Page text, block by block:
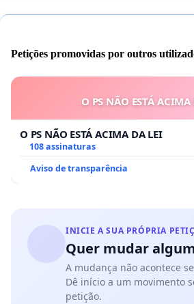
Petições promovidas por outros
O PS NÃO ESTÁ ACIMA
O PS NÃO ESTÁ ACIMA DA LEI
108 assinaturas
Aviso de transparência
INICIE A SUA PRÓPRIA
Quer mudar
A mudança não acontece
Dê início a um movimento
petição.